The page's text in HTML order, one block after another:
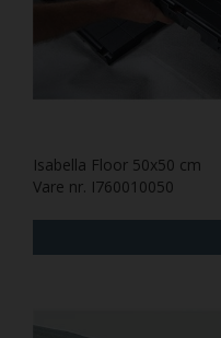
Isabella Floor 50x50 cm
Vare nr. I760010050